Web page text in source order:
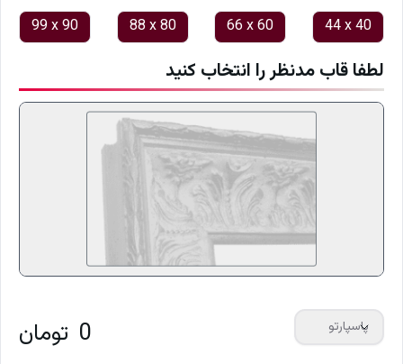
99x90 88 x80 66 x60 44x40
لطفا قاب مدنظر را انتخاب کنید
پاسپارتو 0 تومان